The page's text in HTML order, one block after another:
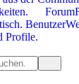
Forum
Benutzer
Profile.